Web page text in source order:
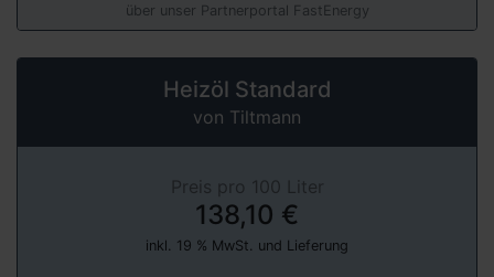
über unser Partnerportal FastEnergy
Heizöl Standard
von Tiltmann
Preis pro 100 Liter
138,10 €
inkl. 19 % MwSt. und Lieferung